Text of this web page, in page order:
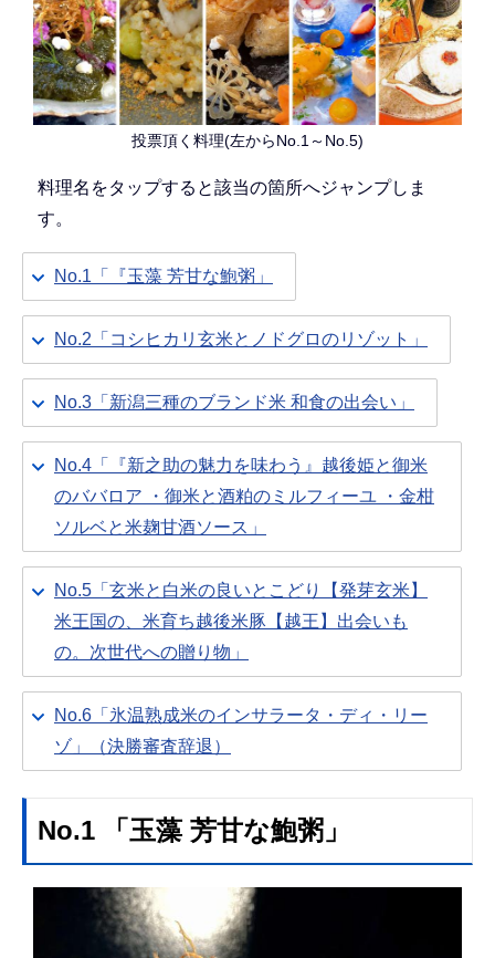
投票頂く料理(左からNo.1～No.5)
料理名をタップすると該当の箇所へジャンプしま
す。
No.1「『玉藻 芳甘な鮑粥」
No.2「コシヒカリ玄米とノドグロのリゾット」
No.3「新潟三種のブランド米 和食の出会い」
No.4「『新之助の魅力を味わう』越後姫と御米
のババロア ・御米と酒粕のミルフィーユ ・金柑
ソルベと米麹甘酒ソース」
No.5「玄米と白米の良いとこどり【発芽玄米】
米王国の、米育ち越後米豚【越王】出会いも
の。次世代への贈り物」
No.6「氷温熟成米のインサラータ・ディ・リー
ゾ」（決勝審査辞退）
No.1 「玉藻 芳甘な鮑粥」